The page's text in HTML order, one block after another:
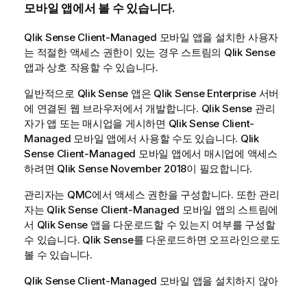
모바일 앱에서 볼 수 있습니다.
Qlik Sense Client-Managed 모바일 앱을 설치한 사용자
는 적절한 액세스 권한이 있는 경우 스트림의 Qlik Sense
앱과 상호 작용할 수 있습니다.
일반적으로 Qlik Sense 앱은 Qlik Sense Enterprise서버
에 연결된 웹 브라우저에서 개발합니다. Qlik Sense 관리
자가 앱 또는 매시업을 게시하면 Qlik Sense Client-
Managed 모바일 앱에서 사용할 수도 있습니다. Qlik
Sense Client-Managed 모바일 앱에서 매시업에 액세스
하려면 Qlik SenseNovember 2018이 필요합니다.
관리자는 QMC에서 액세스 권한을 구성합니다. 또한 관리
자는 Qlik Sense Client-Managed 모바일 앱의 스트림에
서 Qlik Sense 앱을 다운로드할 수 있는지 여부를 구성할
수 있습니다. Qlik Sense를 다운로드하면 오프라인으로도
볼 수 있습니다.
Qlik Sense Client-Managed 모바일 앱을 설치하지 않아